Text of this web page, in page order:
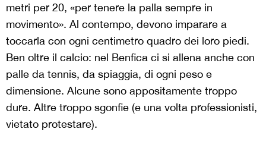
metri per 20, «per tenere la palla sempre in
movimento». Al contempo, devono imparare a
toccarla con ogni centimetro quadro dei loro piedi.
Ben oltre il calcio: nel Benfica ci si allena anche con
palle da tennis, da spiaggia, di ogni peso e
dimensione. Alcune sono appositamente troppo
dure. Altre troppo sgonfie (e una volta professionisti,
vietato protestare).